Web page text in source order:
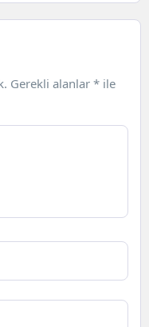
Gerekli alanlar * ile